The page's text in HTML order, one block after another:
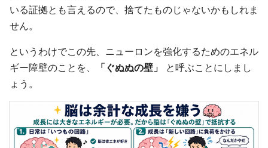
いる証拠とも言えるので、捨てたものじゃないかもしれま
せん。
というわけでこの先、ニューロンを強化するためのエネル
ギー障壁のことを、
「ぐぬぬの壁」
と呼ぶことにしまし
ょう。